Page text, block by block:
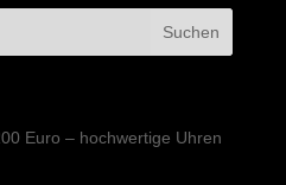
Euro – hochwertige Uhren